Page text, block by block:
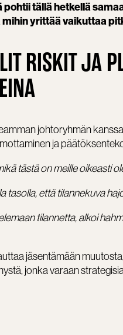
tällä hetkellä
yrittää vaikuttaa
RISKIT JA
johtoryhmän
ja
tästä on meille oikeasti
tasolla, että tilannekuva
tilannetta, alkoi
jäsentämään
jonka varaan